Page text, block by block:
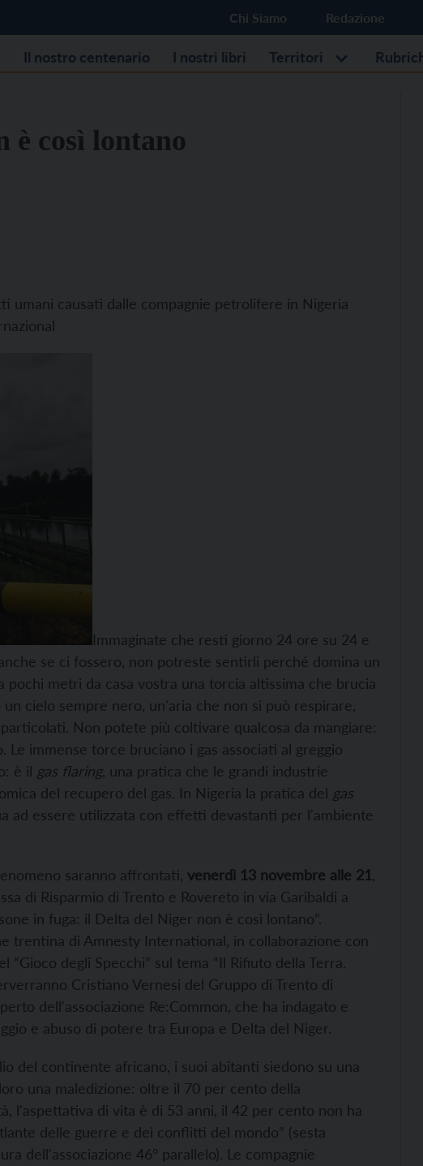
Chi Siamo Redazione
Il nostro centenario I nostri libri Territori
è così lontano
umani causati dalle compagnie petrolifere in Nigeria
Immaginate che resti giorno 24 ore su 24 e
se ci fossero, non potreste sentirli perché domina un
metri da casa vostra una torcia altissima che brucia
cielo sempre nero, un'aria che non si può respirare,
Non potete più coltivare qualcosa da mangiare:
immense torce bruciano i gas associati al greggio
è il gas flaring , una pratica che le grandi industrie
del recupero del gas. In Nigeria la pratica del gas
ad essere utilizzata con effetti devastanti per l'ambiente
saranno affrontati, venerdì 13 novembre alle 21
di Risparmio di Trento e Rovereto in via Garibaldi a
in fuga: il Delta del Niger non è così lontano”.
trentina di Amnesty International, in collaborazione con
“Gioco degli Specchi” sul tema “Il Rifiuto della Terra.
Cristiano Vernesi del Gruppo di Trento di
dell'associazione Re:Common, che ha indagato e
e abuso di potere tra Europa e Delta del Niger.
del continente africano, i suoi abitanti siedono su una
una maledizione: oltre il 70 per cento della
l'aspettativa di vita è di 53 anni, il 42 per cento non ha
delle guerre e dei conflitti del mondo” (sesta
dell'associazione 46° parallelo). Le compagnie